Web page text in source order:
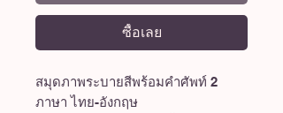
ซื้อเลย
สมุดภาพระบายสีพร้อมคำศัพท์ 2
ภาษา ไทย-อังกฤษ